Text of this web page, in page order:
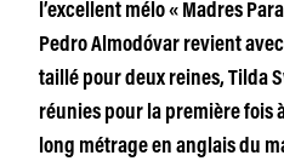
l’excellent mélo « Madres
Pedro Almodóvar revient
taillé pour deux reines, Tilda
réunies pour la première fois
long métrage en anglais du